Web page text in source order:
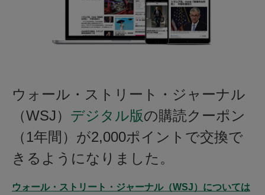
ウォール・ストリート・ジャーナル
（WSJ） デジタル版の購読クーポン
（1年間）が2,000ポイントで交換で
きるようになりました。
ウォール・ストリート・ジャーナル（WSJ）については